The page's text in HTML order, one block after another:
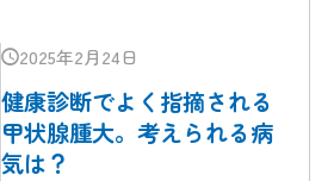
2025年2月24日
健康診断でよく指摘される
甲状腺腫大。考えられる病
気は？